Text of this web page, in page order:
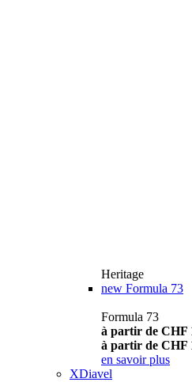
Heritage
new Formula 73
Formula 73
à partir de CHF
à partir de CHF
en savoir plus
XDiavel